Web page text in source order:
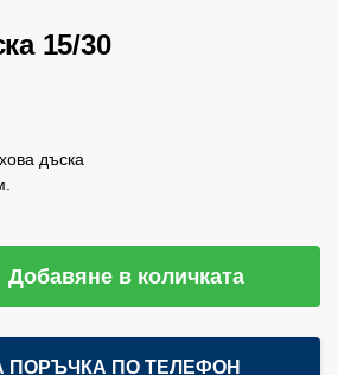
15/30
дъска
Добавяне в количката
ПОРЪЧКА ПО ТЕЛЕФОН